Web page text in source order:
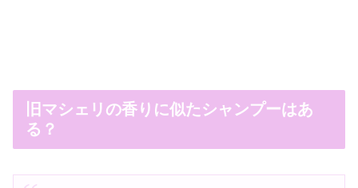
旧マシェリの香りに似たシャンプーはあ
る？